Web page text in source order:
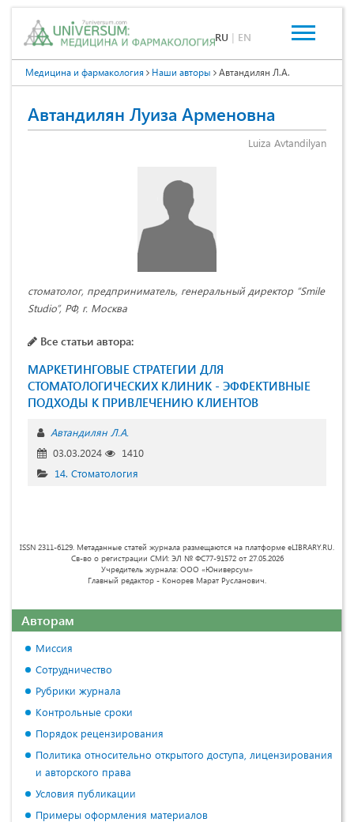
RU | EN
Медицина и фармакология Наши авторы Автандилян Л.А.
Автандилян Луиза Арменовна
Luiza Avtandilyan
стоматолог, предприниматель, генеральный директор “Smile
Studio”, РФ, г. Москва
Все статьи автора:
МАРКЕТИНГОВЫЕ СТРАТЕГИИ ДЛЯ
СТОМАТОЛОГИЧЕСКИХ КЛИНИК - ЭФФЕКТИВНЫЕ
ПОДХОДЫ К ПРИВЛЕЧЕНИЮ КЛИЕНТОВ
Автандилян Л.А.
03.03.2024
1410
14. Стоматология
ISSN 2311-6129. Метаданные статей журнала размещаются на платформе eLIBRARY.RU.
Св-во о регистрации СМИ: ЭЛ № ФС77-91572 от 27.05.2026
Учредитель журнала: ООО «Юниверсум»
Главный редактор - Конорев Марат Русланович.
Авторам
Миссия
Сотрудничество
Рубрики журнала
Контрольные сроки
Порядок рецензирования
Политика относительно открытого доступа, лицензирования
и авторского права
Условия публикации
Примеры оформления материалов